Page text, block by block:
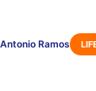
Ramos